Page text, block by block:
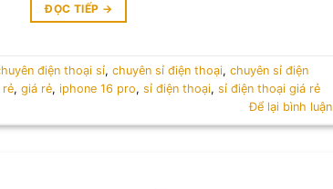
ĐỌC TIẾP →
điện thoại sỉ,chuyên sỉ điện thoại,chuyên sỉ điện
rẻ,giá rẻ,iphone 16 pro,sỉ điện thoại,sỉ điện thoại giá rẻ
Để lại bình luận